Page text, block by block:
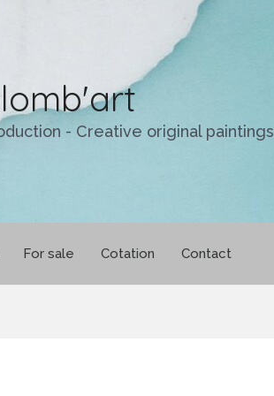
- Creative original paintings
For sale Cotation Contact